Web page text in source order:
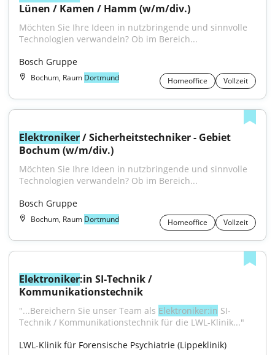
Lünen / Kamen / Hamm (w/m/div.)
Möchten Sie Ihre Ideen in nutzbringende und sinnvolle
Technologien verwandeln? Ob im Bereich...
Bosch Gruppe
Bochum, Raum Dortmund Homeoffice Vollzeit
Elektroniker / Sicherheitstechniker - Gebiet
Bochum (w/m/div.)
Möchten Sie Ihre Ideen in nutzbringende und sinnvolle
Technologien verwandeln? Ob im Bereich...
Bosch Gruppe
Bochum, Raum Dortmund Homeoffice Vollzeit
Elektroniker:in SI-Technik /
Kommunikationstechnik
"...Bereichern Sie unser Team als Elektroniker:in SI-
Technik / Kommunikationstechnik für die LWL-Klinik..."
LWL-Klinik für Forensische Psychiatrie (Lippeklinik)